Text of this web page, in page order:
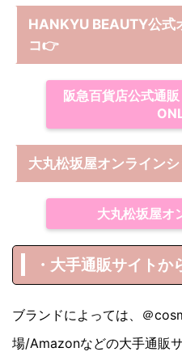
HANKYU BEAUTY公式
コ👉
阪急百貨店公式通
大丸松坂屋オンライン
大丸松坂屋オ
・大手通販サイトか
ブランドによっては、＠
場/Amazonなどの大手通販